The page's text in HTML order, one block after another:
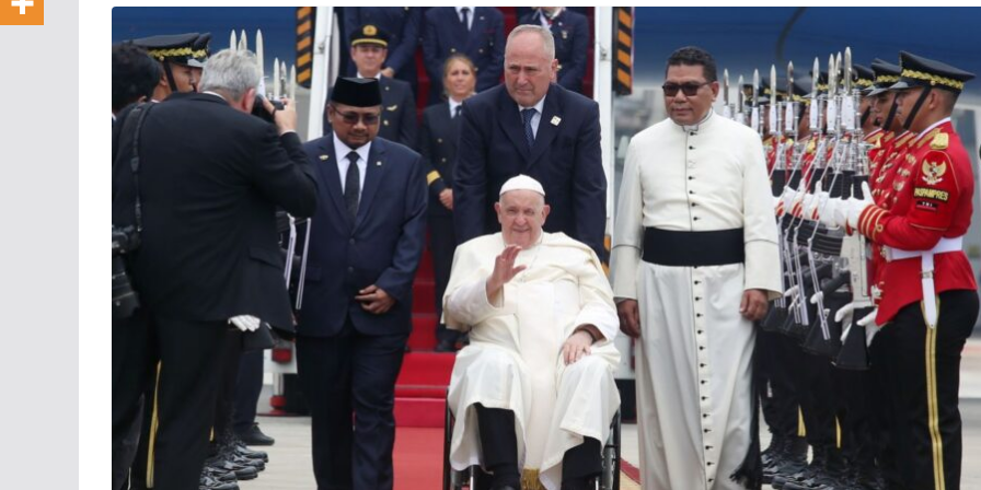
Perkuat Semangat
Kebersamaan dan
Persaudaraan Imam
16/06/2026 KomsosKAK
Konferensi Nasional
Kedua Legio Maria
Senatus Maria
Diangkat ke Surga-
Kupang, Resmi
08/08/2026 KomsosKAK